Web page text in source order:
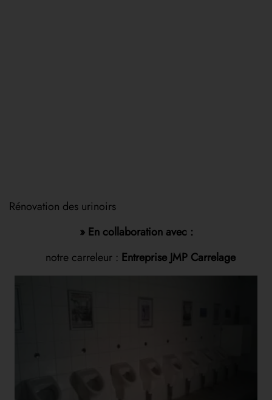
Rénovation des urinoirs
» En collaboration avec :
notre carreleur : Entreprise JMP Carrelage